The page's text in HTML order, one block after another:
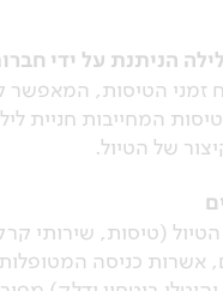
זמני הטיסות, המאפשר
המחייבות חניית
של הטיול.
(טיסות, שירותי
אשרות כניסה